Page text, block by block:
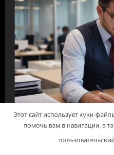
Этот сайт использует куки-
помочь вам в навигации, а